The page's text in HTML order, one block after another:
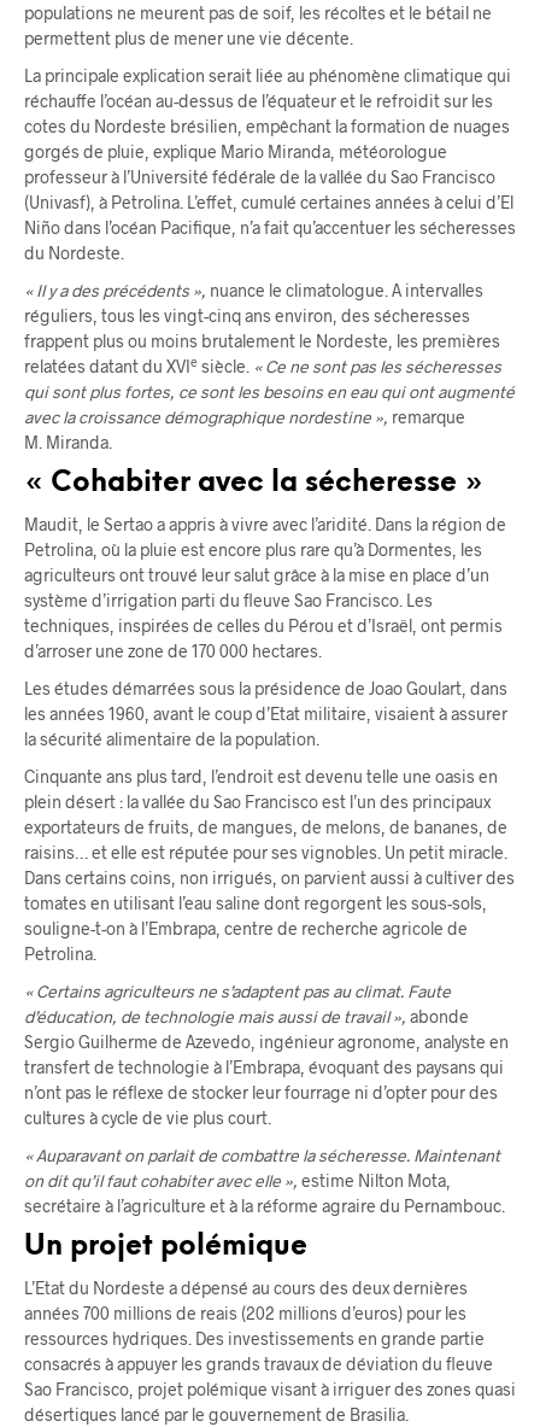
populations ne meurent pas de soif, les récoltes et le bétail ne
permettent plus de mener une vie décente.
La principale explication serait liée au phénomène climatique qui
réchauffe l’océan au-dessus de l’équateur et le refroidit sur les
cotes du Nordeste brésilien, empêchant la formation de nuages
gorgés de pluie, explique Mario Miranda, météorologue
professeur à l’Université fédérale de la vallée du Sao Francisco
(Univasf), à Petrolina. L’effet, cumulé certaines années à celui d’El
Niño dans l’océan Pacifique, n’a fait qu’accentuer les sécheresses
du Nordeste.
« Il y a des précédents », nuance le climatologue. A intervalles
réguliers, tous les vingt-cinq ans environ, des sécheresses
frappent plus ou moins brutalement le Nordeste, les premières
relatées datant du XVIe siècle. « Ce ne sont pas les sécheresses
qui sont plus fortes, ce sont les besoins en eau qui ont augmenté
avec la croissance démographique nordestine », remarque
M. Miranda.
« Cohabiter avec la sécheresse »
Maudit, le Sertao a appris à vivre avec l’aridité. Dans la région de
Petrolina, où la pluie est encore plus rare qu’à Dormentes, les
agriculteurs ont trouvé leur salut grâce à la mise en place d’un
système d’irrigation parti du fleuve Sao Francisco. Les
techniques, inspirées de celles du Pérou et d’Israël, ont permis
d’arroser une zone de 170 000 hectares.
Les études démarrées sous la présidence de Joao Goulart, dans
les années 1960, avant le coup d’Etat militaire, visaient à assurer
la sécurité alimentaire de la population.
Cinquante ans plus tard, l’endroit est devenu telle une oasis en
plein désert : la vallée du Sao Francisco est l’un des principaux
exportateurs de fruits, de mangues, de melons, de bananes, de
raisins… et elle est réputée pour ses vignobles. Un petit miracle.
Dans certains coins, non irrigués, on parvient aussi à cultiver des
tomates en utilisant l’eau saline dont regorgent les sous-sols,
souligne-t-on à l’Embrapa, centre de recherche agricole de
Petrolina.
« Certains agriculteurs ne s’adaptent pas au climat. Faute
d’éducation, de technologie mais aussi de travail », abonde
Sergio Guilherme de Azevedo, ingénieur agronome, analyste en
transfert de technologie à l’Embrapa, évoquant des paysans qui
n’ont pas le réflexe de stocker leur fourrage ni d’opter pour des
cultures à cycle de vie plus court.
« Auparavant on parlait de combattre la sécheresse. Maintenant
on dit qu’il faut cohabiter avec elle », estime Nilton Mota,
secrétaire à l’agriculture et à la réforme agraire du Pernambouc.
Un projet polémique
L’Etat du Nordeste a dépensé au cours des deux dernières
années 700 millions de reais (202 millions d’euros) pour les
ressources hydriques. Des investissements en grande partie
consacrés à appuyer les grands travaux de déviation du fleuve
Sao Francisco, projet polémique visant à irriguer des zones quasi
désertiques lancé par le gouvernement de Brasilia.